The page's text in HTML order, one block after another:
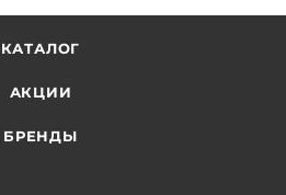
КАТАЛОГ
АКЦИИ
БРЕНДЫ